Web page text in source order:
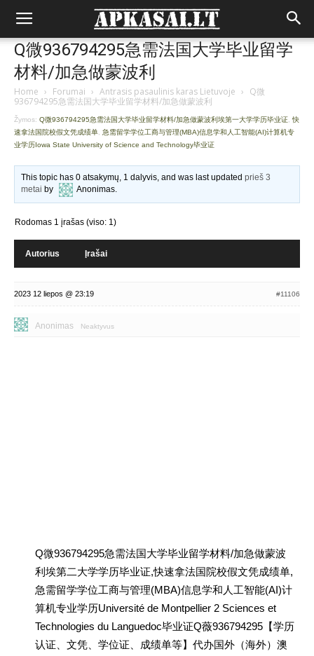
Q微936794295急需法国大学毕业留学
材料/加急做蒙波利
Home › Forumai › Antrasis pasaulinis karas Lietuvoje › Q微
936794295急需法国大学毕业留学材料/加急做蒙波利
Žymos: Q微936794295急需法国大学毕业留学材料/加急做蒙波利埃第一大学学历毕业证 快
速拿法国院校假文凭成绩单 急需留学学位工商与管理(MBA)信息学和人工智能(AI)计算机专
业学历Iowa State University of Science and Technology毕业证
This topic has 0 atsakymų, 1 dalyvis, and was last updatedprieš 3
metai by Anonimas.
Rodomas 1 įrašas (viso: 1)
Autorius Įrašai
2023 12 liepos @ 23:19 #11106
Anonimas Neaktyvus
Q微936794295急需法国大学毕业留学材料/加急做蒙波
利埃第二大学学历毕业证,快速拿法国院校假文凭成绩单,
急需留学学位工商与管理(MBA)信息学和人工智能(AI)计
算机专业学历Université de Montpellier 2 Sciences et
Technologies du Languedoc毕业证Q薇936794295【学历
认证、文凭、学位证、成绩单等】代办国外（海外）澳